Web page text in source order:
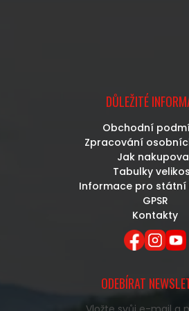
DŮLEŽITÉ
Obchodní
Zpracování
Jak
Tabulky
Informace pro státní
GPSR
Kontakty
ODEBÍRAT